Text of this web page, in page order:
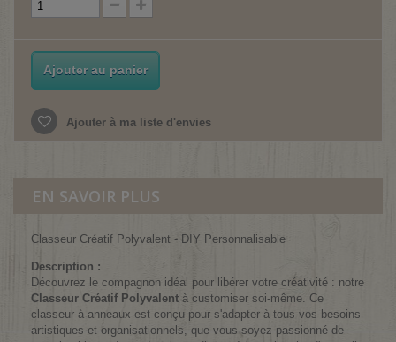
Ajouter au panier
Ajouter à ma liste d'envies
EN SAVOIR PLUS
Classeur Créatif Polyvalent - DIY Personnalisable
Description :
Découvrez le compagnon idéal pour libérer votre créativité : notre
Classeur Créatif Polyvalent à customiser soi-même. Ce
classeur à anneaux est conçu pour s'adapter à tous vos besoins
artistiques et organisationnels, que vous soyez passionné de